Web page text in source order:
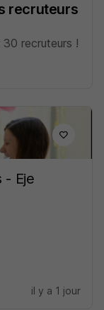
recruteurs
recruteurs !
- Eje
il y a 1 jour